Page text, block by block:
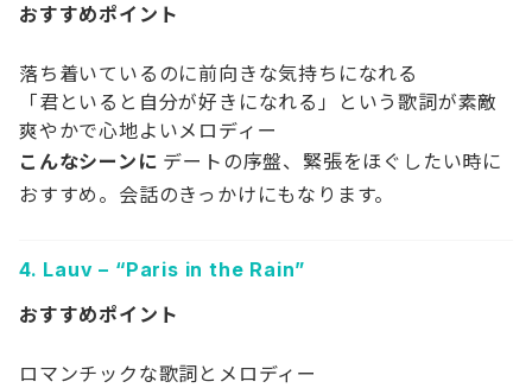
おすすめポイント
落ち着いているのに前向きな気持ちになれる
「君といると自分が好きになれる」という歌詞が素敵
爽やかで心地よいメロディー
こんなシーンに デートの序盤、緊張をほぐしたい時に
おすすめ。会話のきっかけにもなります。
4. Lauv – “Paris in the Rain”
おすすめポイント
ロマンチックな歌詞とメロディー